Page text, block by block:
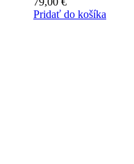
Pridať do košíka